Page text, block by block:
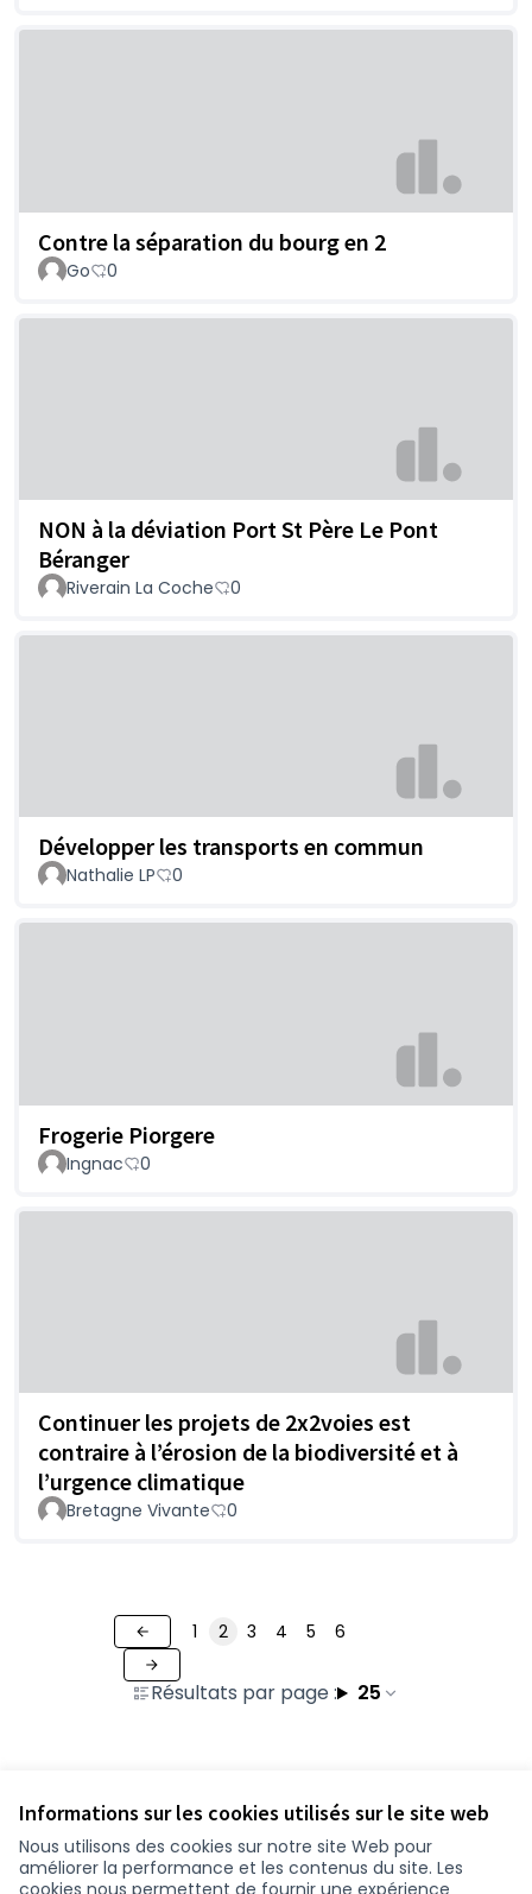
Informations sur les cookies utilisés sur le site web
Nous utilisons des cookies sur notre site Web pour
améliorer la performance et les contenus du site. Les
cookies nous permettent de fournir une expérience
Contre la séparation du bourg en 2
Go 0
NON à la déviation Port St Père Le Pont
Béranger
Riverain La Coche 0
Développer les transports en commun
Nathalie LP 0
Frogerie Piorgere
Ingnac 0
Continuer les projets de 2x2voies est
contraire à l’érosion de la biodiversité et à
l’urgence climatique
Bretagne Vivante 0
Résultats par page : 25
1 2 3 4 5 6
Conditions d'utilisation